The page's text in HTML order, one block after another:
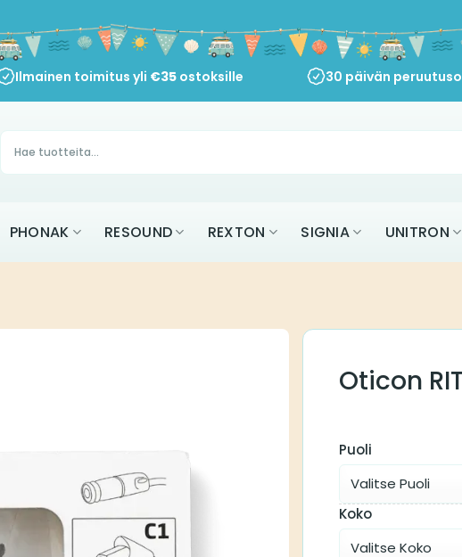
Ilmainen toimitus yli €35 ostoksille 30 päivän
Products
search
PHONAK RESOUND REXTON SIGNIA UNITRON
Oticon
Puoli
Koko